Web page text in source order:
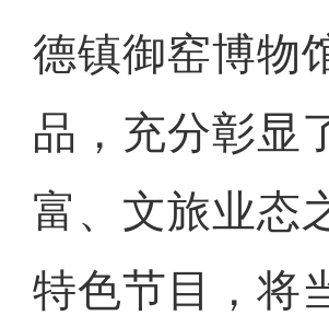
德镇御窑博物
品，充分彰显
富、文旅业态
特色节目，将